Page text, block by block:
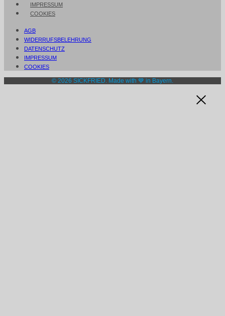
IMPRESSUM
COOKIES
AGB
WIDERRUFSBELEHRUNG
DATENSCHUTZ
IMPRESSUM
COOKIES
© 2026 SICKFRIED. Made with 💙 in Bayern.